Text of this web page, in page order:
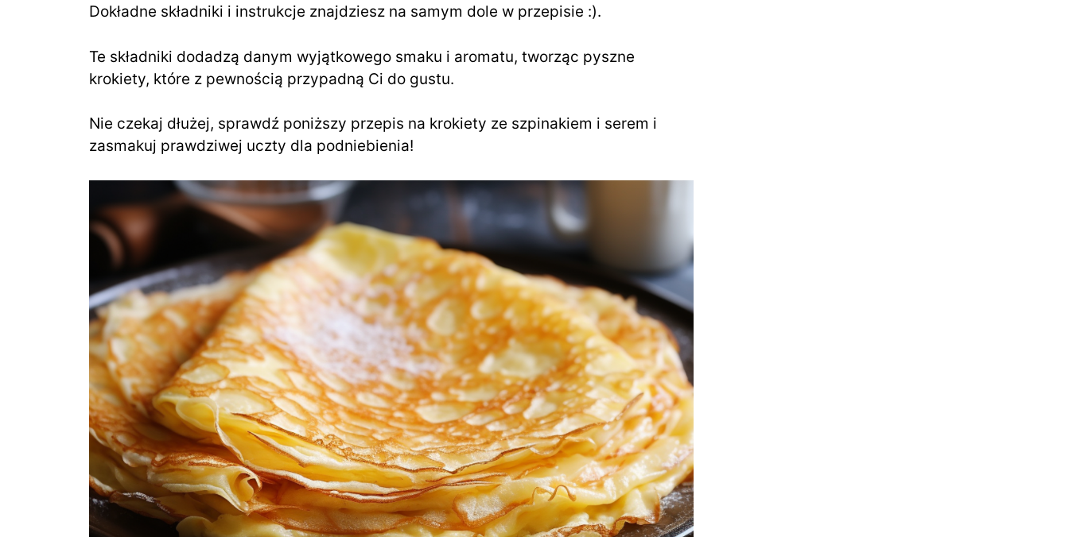
Dokładne składniki i instrukcje znajdziesz na samym dole w przepisie :).
Te składniki dodadzą danym wyjątkowego smaku i aromatu, tworząc pyszne
krokiety, które z pewnością przypadną Ci do gustu.
Nie czekaj dłużej, sprawdź poniższy przepis na krokiety ze szpinakiem i serem i
zasmakuj prawdziwej uczty dla podniebienia!